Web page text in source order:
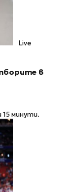
Live
в
15 минути.